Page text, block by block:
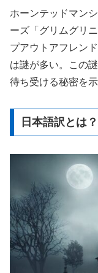
ホーンテッドマン
ーズ「グリムグリ
プアウトアフレン
は謎が多い。この
待ち受ける秘密を
日本語訳とは？